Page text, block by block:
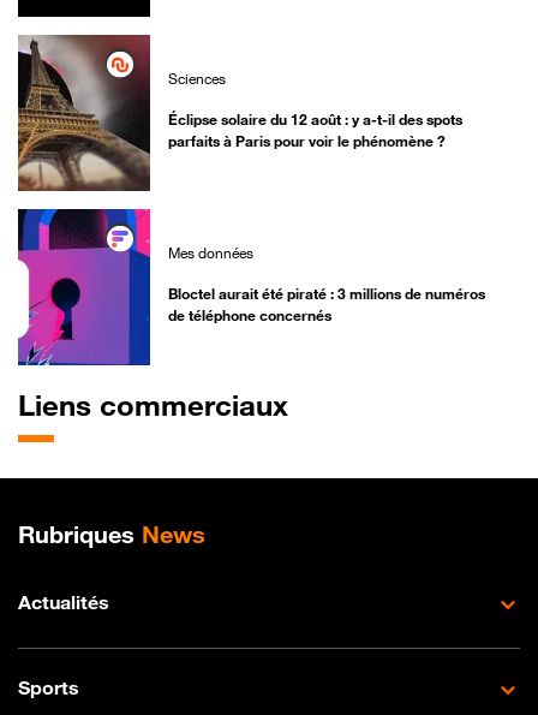
Sciences
Éclipse solaire du 12 août : y a-t-il des spots
parfaits à Paris pour voir le phénomène ?
Mes données
Bloctel aurait été piraté : 3 millions de numéros
de téléphone concernés
Liens commerciaux
Plan de site
Rubriques News
Actualités
Sports